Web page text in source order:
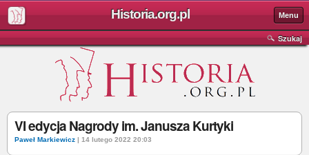
Historia.org.pl Menu
Szukaj
VI edycja Nagrody im. Janusza Kurtyki
Paweł Markiewicz | 14 lutego 2022 20:03